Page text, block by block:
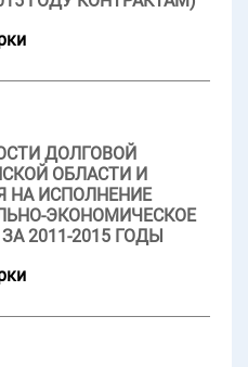
ДОЛГОВОЙ
ОБЛАСТИ И
НА ИСПОЛНЕНИЕ
ЭКОНОМИЧЕСКОЕ
2011-2015 ГОДЫ